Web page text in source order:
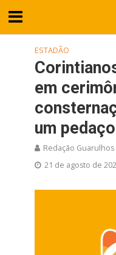
ESTADÃO
em
um
Redação Guarulhos
21 de agosto de